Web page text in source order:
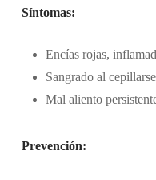
Síntomas:
Encías rojas,
Sangrado al
Mal aliento
Prevención: